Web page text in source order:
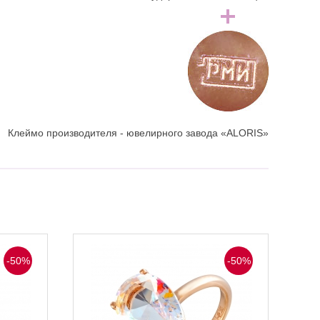
Клеймо производителя - ювелирного завода «ALORIS»
-50% -50%